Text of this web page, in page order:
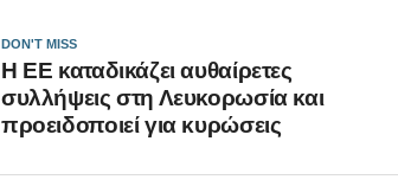
DON'T MISS
Η ΕΕ καταδικάζει αυθαίρετες
συλλήψεις στη Λευκορωσία και
προειδοποιεί για κυρώσεις